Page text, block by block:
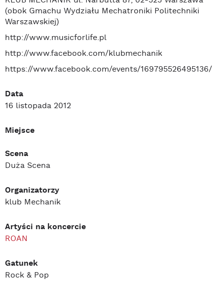
(obok Gmachu Wydziału Mechatroniki Politechniki
Warszawskiej)
http://www.musicforlife.pl
http://www.facebook.com/klubmechanik
https://www.facebook.com/events/169795526495136/
Data
16 listopada 2012
Miejsce
Scena
Duża Scena
Organizatorzy
klub Mechanik
Artyści na koncercie
ROAN
Gatunek
Rock & Pop